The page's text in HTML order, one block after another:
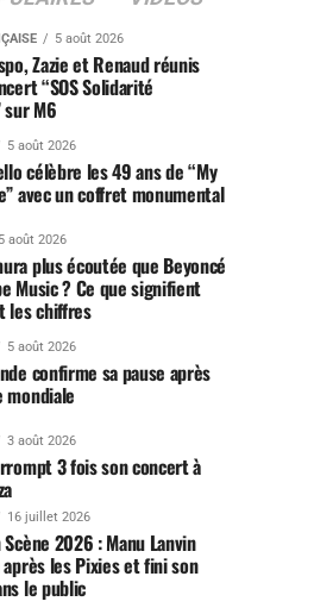
5 août 2026
Zazie et Renaud réunis
“SOS Solidarité
sur M6
5 août 2026
célèbre les 49 ans de “My
avec un coffret monumental
5 août 2026
plus écoutée que Beyoncé
Music ? Ce que signifient
les chiffres
5 août 2026
confirme sa pause après
mondiale
3 août 2026
3 fois son concert à
16 juillet 2026
2026 : Manu Lanvin
les Pixies et fini son
le public